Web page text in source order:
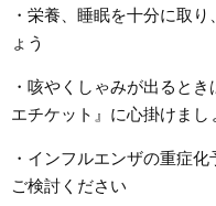
・栄養、睡眠を十分に取
ょう
・咳やくしゃみが出ると
エチケット』に心掛けまし
・インフルエンザの重症
ご検討ください